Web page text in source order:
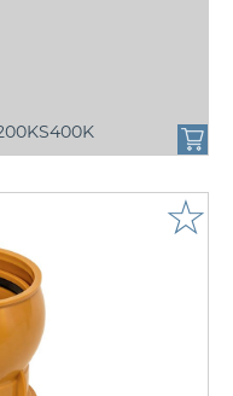
☆